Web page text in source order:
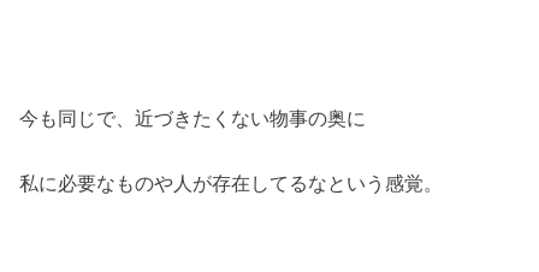
今も同じで、近づきたくない物事の奥に
私に必要なものや人が存在してるなという感覚。